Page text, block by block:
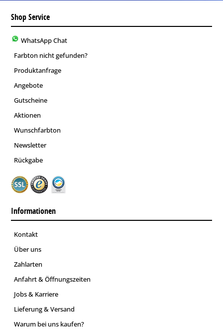
Shop Service
WhatsApp Chat
Farbton nicht gefunden?
Produktanfrage
Angebote
Gutscheine
Aktionen
Wunschfarbton
Newsletter
Rückgabe
Informationen
Kontakt
Über uns
Zahlarten
Anfahrt & Öffnungszeiten
Jobs & Karriere
Lieferung & Versand
Warum bei uns kaufen?